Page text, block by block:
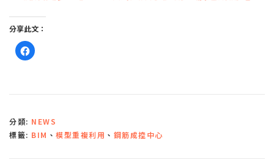
分享此文：
按
一
e
o
分類: NEWS
標籤: BIM 、 模型重複利用 、 鋼筋成控中心